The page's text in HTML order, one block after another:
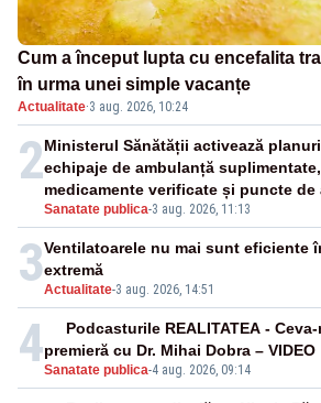
Cum a început lupta cu encefalita
în urma unei simple vacanțe
Actualitate·3 aug. 2026, 10:24
2
Sanatate publica-3 aug. 2026, 11:13
Ministerul Sănătății activează
echipaje de ambulanță
medicamente verificate și puncte
publice
3Actualitate-3 aug. 2026, 14:51
Ventilatoarele nu mai sunt eficiente
extremă
4Sanatate publica-4 aug. 2026, 09:14
Podcasturile REALITATEA -
premieră cu Dr. Mihai Dobra – VIDEO